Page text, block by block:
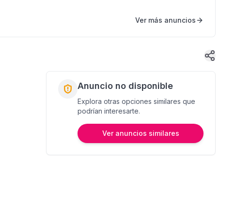
Ver más anuncios
Anuncio no disponible
Explora otras opciones similares que
podrían interesarte.
Ver anuncios similares